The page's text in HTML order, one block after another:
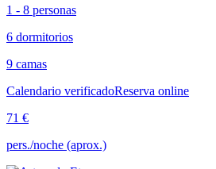
1 - 8 personas
6 dormitorios
9 camas
Calendario verificadoReserva online
71 €
pers./noche (aprox.)